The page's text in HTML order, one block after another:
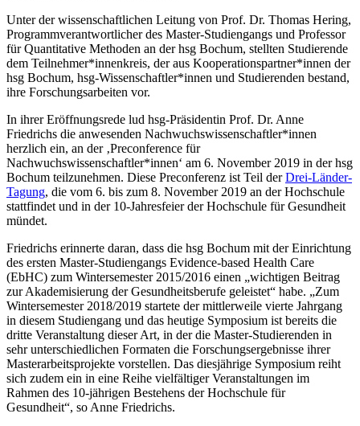
Unter der wissenschaftlichen Leitung von Prof. Dr. Thomas Hering,
Programmverantwortlicher des Master-Studiengangs und Professor
für Quantitative Methoden an der hsg Bochum, stellten Studierende
dem Teilnehmer*innenkreis, der aus Kooperationspartner*innen der
hsg Bochum, hsg-Wissenschaftler*innen und Studierenden bestand,
ihre Forschungsarbeiten vor.
In ihrer Eröffnungsrede lud hsg-Präsidentin Prof. Dr. Anne
Friedrichs die anwesenden Nachwuchswissenschaftler*innen
herzlich ein, an der ‚Preconference für
Nachwuchswissenschaftler*innen‘ am 6. November 2019 in der hsg
Bochum teilzunehmen. Diese Preconferenz ist Teil derDrei-Länder-
Tagung, die vom 6. bis zum 8. November 2019 an der Hochschule
stattfindet und in der 10-Jahresfeier der Hochschule für Gesundheit
mündet.
Friedrichs erinnerte daran, dass die hsg Bochum mit der Einrichtung
des ersten Master-Studiengangs Evidence-based Health Care
(EbHC) zum Wintersemester 2015/2016 einen „wichtigen Beitrag
zur Akademisierung der Gesundheitsberufe geleistet“ habe. „Zum
Wintersemester 2018/2019 startete der mittlerweile vierte Jahrgang
in diesem Studiengang und das heutige Symposium ist bereits die
dritte Veranstaltung dieser Art, in der die Master-Studierenden in
sehr unterschiedlichen Formaten die Forschungsergebnisse ihrer
Masterarbeitsprojekte vorstellen. Das diesjährige Symposium reiht
sich zudem ein in eine Reihe vielfältiger Veranstaltungen im
Rahmen des 10-jährigen Bestehens der Hochschule für
Gesundheit“, so Anne Friedrichs.